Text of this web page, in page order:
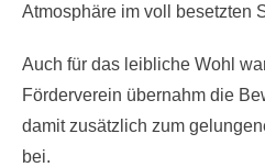
Atmosphäre im voll besetzten
Auch für das leibliche Wohl
Förderverein übernahm die
damit zusätzlich zum
bei.